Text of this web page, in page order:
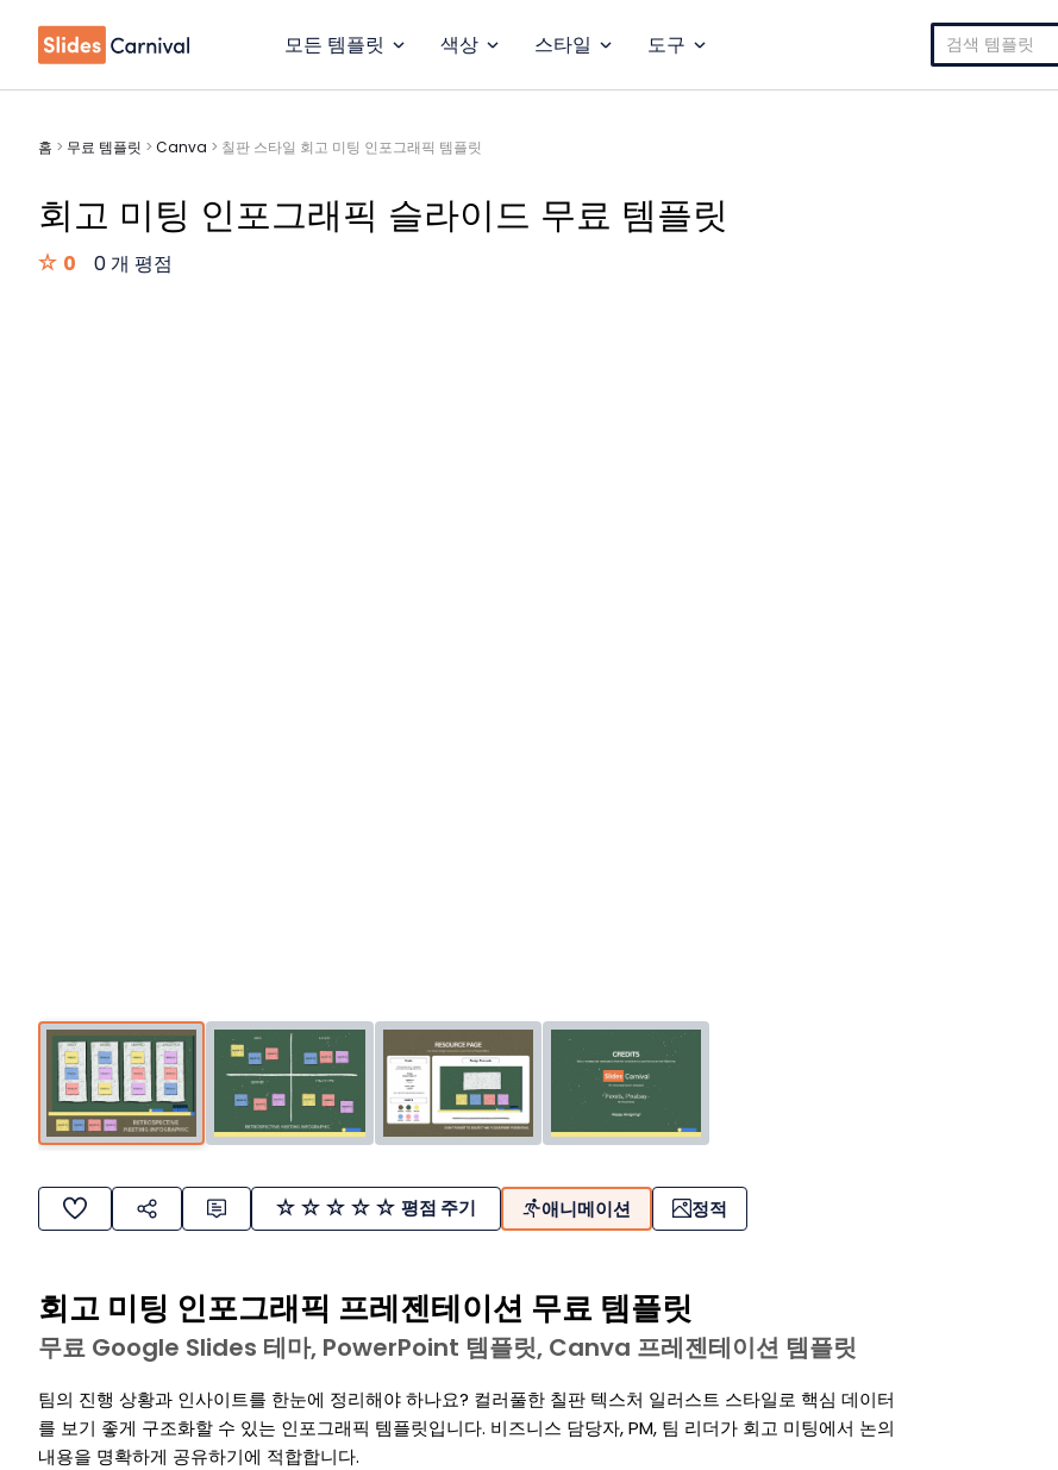
모든 템플릿 색상 스타일 도구
색:
홈 > 무료 템플릿 > Canva > 칠판 스타일 회고 미팅 인포그래픽 템플릿
회고 미팅 인포그래픽 슬라이드 무료 템플릿
0 0 개 평점
평점 주기 애니메이션 정적
회고 미팅 인포그래픽 프레젠테이션 무료 템플릿
무료 Google Slides 테마, PowerPoint 템플릿, Canva 프레젠테이션 템플릿
팀의 진행 상황과 인사이트를 한눈에 정리해야 하나요? 컬러풀한 칠판 텍스처 일러스트 스타일로 핵심 데이터
를 보기 좋게 구조화할 수 있는 인포그래픽 템플릿입니다. 비즈니스 담당자, PM, 팀 리더가 회고 미팅에서 논의
내용을 명확하게 공유하기에 적합합니다.